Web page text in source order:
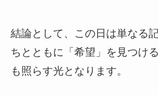
結論として、この日は単なる
ちとともに「希望」を見つけ
も照らす光となります。